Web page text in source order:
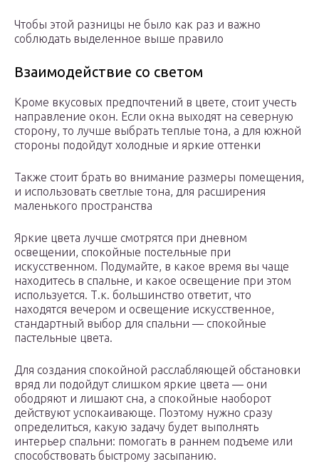
Чтобы этой разницы не было как раз и важно
соблюдать выделенное выше правило
Взаимодействие со светом
Кроме вкусовых предпочтений в цвете, стоит учесть
направление окон. Если окна выходят на северную
сторону, то лучше выбрать теплые тона, а для южной
стороны подойдут холодные и яркие оттенки
Также стоит брать во внимание размеры помещения,
и использовать светлые тона, для расширения
маленького пространства
Яркие цвета лучше смотрятся при дневном
освещении, спокойные постельные при
искусственном. Подумайте, в какое время вы чаще
находитесь в спальне, и какое освещение при этом
используется. Т.к. большинство ответит, что
находятся вечером и освещение искусственное,
стандартный выбор для спальни — спокойные
пастельные цвета.
Для создания спокойной расслабляющей обстановки
вряд ли подойдут слишком яркие цвета — они
ободряют и лишают сна, а спокойные наоборот
действуют успокаивающе. Поэтому нужно сразу
определиться, какую задачу будет выполнять
интерьер спальни: помогать в раннем подъеме или
способствовать быстрому засыпанию.